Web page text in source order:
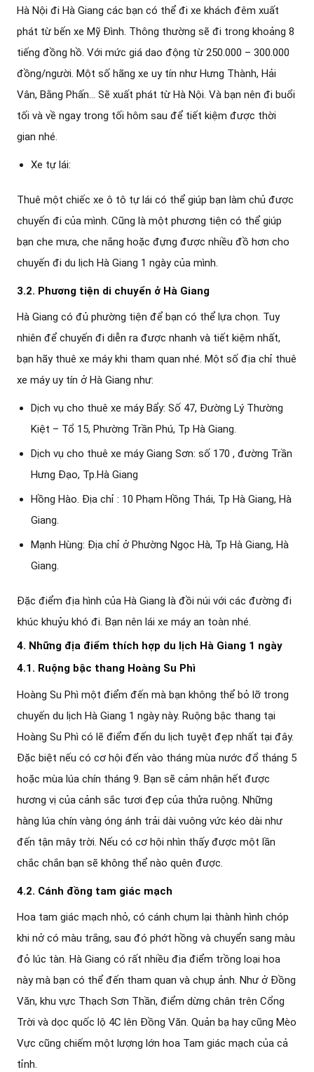
Hà Nội đi Hà Giang các bạn có thể đi xe khách đêm xuất
phát từ bến xe Mỹ Đình. Thông thường sẽ đi trong khoảng 8
tiếng đồng hồ. Với mức giá dao động từ 250.000 – 300.000
đồng/người. Một số hãng xe uy tín như Hưng Thành, Hải
Vân, Bằng Phấn… Sẽ xuất phát từ Hà Nội. Và bạn nên đi buổi
tối và về ngay trong tối hôm sau để tiết kiệm được thời
gian nhé.
Xe tự lái:
Thuê một chiếc xe ô tô tự lái có thể giúp bạn làm chủ được
chuyến đi của mình. Cũng là một phương tiện có thể giúp
bạn che mưa, che nắng hoặc đựng được nhiều đồ hơn cho
chuyến đi du lịch Hà Giang 1 ngày của mình.
3.2. Phương tiện di chuyển ở Hà Giang
Hà Giang có đủ phường tiện để bạn có thể lựa chọn. Tuy
nhiên để chuyến đi diễn ra được nhanh và tiết kiệm nhất,
bạn hãy thuê xe máy khi tham quan nhé. Một số địa chỉ thuê
xe máy uy tín ở Hà Giang như:
Dịch vụ cho thuê xe máy Bẩy: Số 47, Đường Lý Thường
Kiệt – Tổ 15, Phường Trần Phú, Tp Hà Giang.
Dịch vụ cho thuê xe máy Giang Sơn: số 170 , đường Trần
Hưng Đạo, Tp.Hà Giang
Hồng Hào. Địa chỉ : 10 Phạm Hồng Thái, Tp Hà Giang, Hà
Giang.
Mạnh Hùng: Địa chỉ ở Phường Ngọc Hà, Tp Hà Giang, Hà
Giang.
Đặc điểm địa hình của Hà Giang là đồi núi với các đường đi
khúc khuỷu khó đi. Bạn nên lái xe máy an toàn nhé.
4. Những địa điểm thích hợp du lịch Hà Giang 1 ngày
4.1. Ruộng bậc thang Hoàng Su Phì
Hoàng Su Phì một điểm đến mà bạn không thể bỏ lỡ trong
chuyến du lịch Hà Giang 1 ngày này. Ruộng bậc thang tại
Hoàng Su Phì có lẽ điểm đến du lịch tuyệt đẹp nhất tại đây.
Đặc biệt nếu có cơ hội đến vào tháng mùa nước đổ tháng 5
hoặc mùa lúa chín tháng 9. Bạn sẽ cảm nhận hết được
hương vị của cảnh sắc tươi đẹp của thửa ruộng. Những
hàng lúa chín vàng óng ánh trải dài vuông vức kéo dài như
đến tận mây trời. Nếu có cơ hội nhìn thấy được một lần
chắc chắn bạn sẽ không thể nào quên được.
4.2. Cánh đồng tam giác mạch
Hoa tam giác mạch nhỏ, có cánh chụm lại thành hình chóp
khi nở có màu trắng, sau đó phớt hồng và chuyển sang màu
đỏ lúc tàn. Hà Giang có rất nhiều địa điểm trồng loại hoa
này mà bạn có thể đến tham quan và chụp ảnh. Như ở Đồng
Văn, khu vực Thạch Sơn Thần, điểm dừng chân trên Cổng
Trời và dọc quốc lộ 4C lên Đồng Văn. Quản bạ hay cũng Mèo
Vực cũng chiếm một lượng lớn hoa Tam giác mạch của cả
tỉnh.